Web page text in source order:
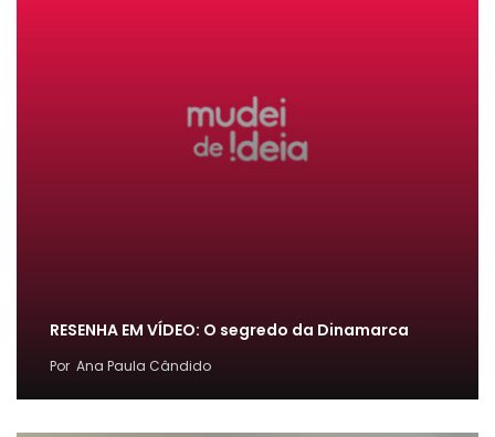
RESENHA EM VÍDEO: O segredo da Dinamarca
Por Ana Paula Cândido